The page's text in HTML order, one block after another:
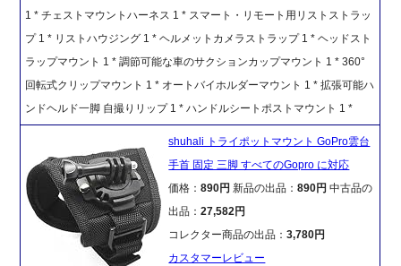
1 * チェストマウントハーネス 1 * スマート・リモート用リストストラッ
プ 1 * リストハウジング 1 * ヘルメットカメラストラップ 1 * ヘッドスト
ラップマウント 1 * 調節可能な車のサクションカップマウント 1 * 360°
回転式クリップマウント 1 * オートバイホルダーマウント 1 * 拡張可能ハ
ンドヘルド一脚 自撮りリップ 1 * ハンドルシートポストマウント 1 *
shuhali トライポットマウント GoPro雲台
手首 固定 三脚 すべてのGopro に対応
価格：890円新品の出品：890円 中古品の
出品：27,582円
コレクター商品の出品：3,780円
カスタマーレビュー